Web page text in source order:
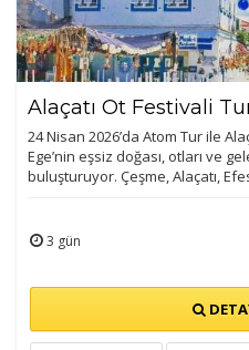
Alaçatı Ot Festivali
24 Nisan 2026’da Atom Tur ile
Ege’nin eşsiz doğası, otları ve
buluşturuyor. Çeşme, Alaçatı,
3 gün